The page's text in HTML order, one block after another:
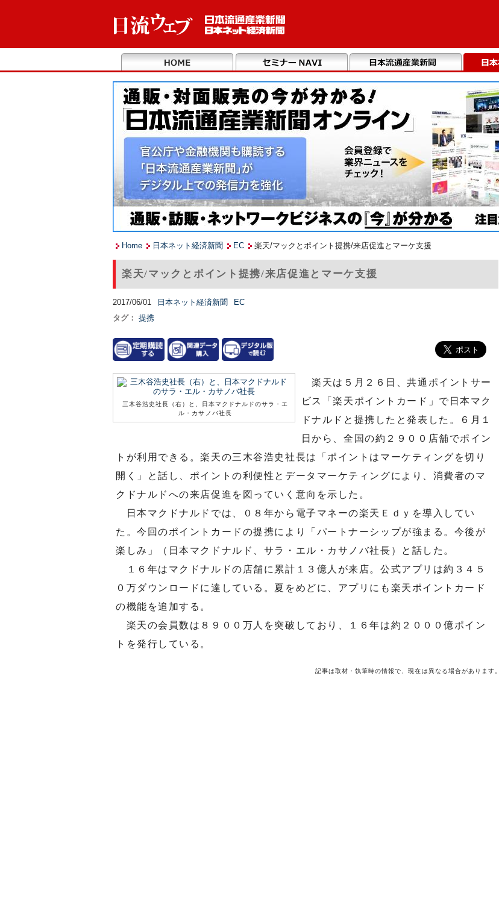
Home 日本ネット経済新聞 EC 楽天/マックとポイント提携/来店促進とマーケ支援
楽天/マックとポイント提携/来店促進とマーケ支援
2017/06/01 日本ネット経済新聞
EC
タグ： 提携
三木谷浩史社長（右）と、日本マクドナルドのサラ・エ
ル・カサノバ社長
楽天は５月２６日、共通ポイントサー
ビス「楽天ポイントカード」で日本マク
ドナルドと提携したと発表した。６月１
日から、全国の約２９００店舗でポイン
トが利用できる。楽天の三木谷浩史社長は「ポイントはマーケティングを切り
開く」と話し、ポイントの利便性とデータマーケティングにより、消費者のマ
クドナルドへの来店促進を図っていく意向を示した。
日本マクドナルドでは、０８年から電子マネーの楽天Ｅｄｙを導入してい
た。今回のポイントカードの提携により「パートナーシップが強まる。今後が
楽しみ」（日本マクドナルド、サラ・エル・カサノバ社長）と話した。
１６年はマクドナルドの店舗に累計１３億人が来店。公式アプリは約３４５
０万ダウンロードに達している。夏をめどに、アプリにも楽天ポイントカード
の機能を追加する。
楽天の会員数は８９００万人を突破しており、１６年は約２０００億ポイン
トを発行している。
記事は取材・執筆時の情報で、現在は異なる場合があります。